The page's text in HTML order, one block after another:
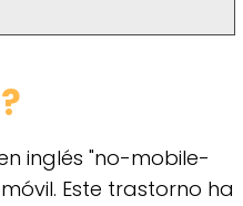
inglés "no-mobile-
Este trastorno ha